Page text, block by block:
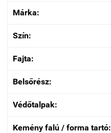
Márka:
Szín:
Fajta:
Belsőrész:
Védőtalpak:
Kemény falú / forma tartó: